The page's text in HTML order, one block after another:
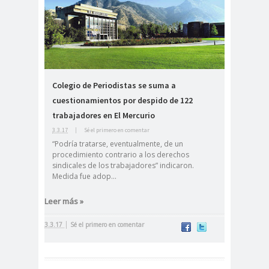
peirodistas
Asociación Nacional de
Magistrados
asociacion
ataque
Autism
o
Aymar
a
Aysén
Baltazar
bancoesta
do
Bárbara
Huberman
Barcelom
bases para el
BBC
NEWS
Bernardo Larraín
Colegio de Periodistas se suma a
cuestionamientos por despido de 122
trabajadores en El Mercurio
3.3.17 | Sé el primero en comentar
“Podría tratarse, eventualmente, de un
procedimiento contrario a los derechos
sindicales de los trabajadores” indicaron.
Medida fue adop...
Leer más »
3.3.17 | Sé el primero en comentar